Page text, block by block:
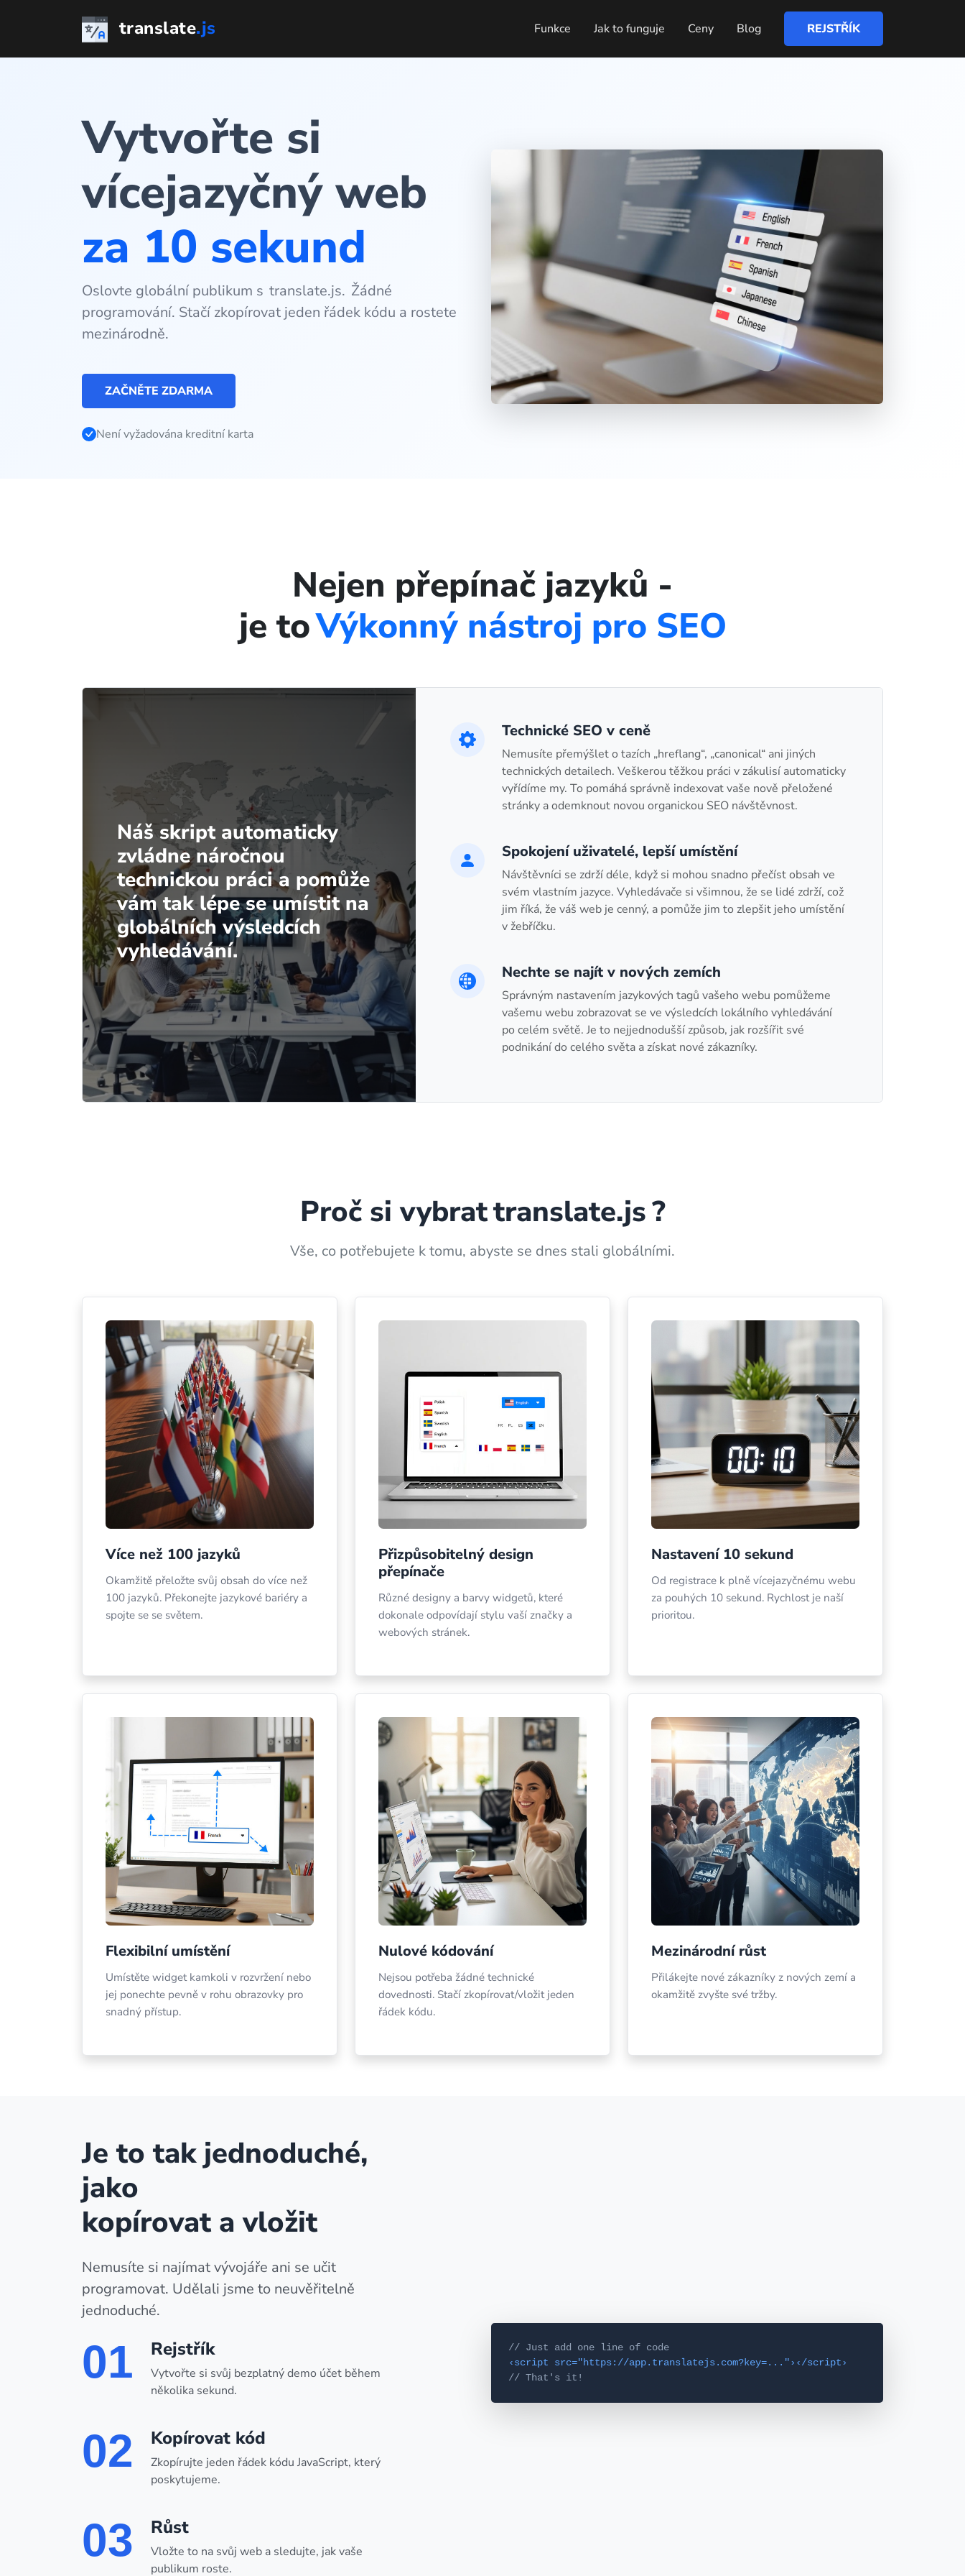
translate.js Funkce Jak to funguje Ceny Blog REJSTŘÍK
Vytvořte si
vícejazyčný web
za 10 sekund
Oslovte globální publikum s translate.js. Žádné
programování. Stačí zkopírovat jeden řádek kódu a rostete
mezinárodně.
ZAČNĚTE ZDARMA
Není vyžadována kreditní karta
Nejen přepínač jazyků -
je toVýkonný nástroj pro SEO
Náš skript automaticky
zvládne náročnou
technickou práci a pomůže
vám tak lépe se umístit na
globálních výsledcích
vyhledávání.
Technické SEO v ceně
Nemusíte přemýšlet o tazích „hreflang“, „canonical“ ani jiných
technických detailech. Veškerou těžkou práci v zákulisí automaticky
vyřídíme my. To pomáhá správně indexovat vaše nově přeložené
stránky a odemknout novou organickou SEO návštěvnost.
Spokojení uživatelé, lepší umístění
Návštěvníci se zdrží déle, když si mohou snadno přečíst obsah ve
svém vlastním jazyce. Vyhledávače si všimnou, že se lidé zdrží, což
jim říká, že váš web je cenný, a pomůže jim to zlepšit jeho umístění
v žebříčku.
Nechte se najít v nových zemích
Správným nastavením jazykových tagů vašeho webu pomůžeme
vašemu webu zobrazovat se ve výsledcích lokálního vyhledávání
po celém světě. Je to nejjednodušší způsob, jak rozšířit své
podnikání do celého světa a získat nové zákazníky.
Proč si vybrattranslate.js?
Vše, co potřebujete k tomu, abyste se dnes stali globálními.
Více než 100 jazyků
Okamžitě přeložte svůj obsah do více než
100 jazyků. Překonejte jazykové bariéry a
spojte se se světem.
Přizpůsobitelný design
přepínače
Různé designy a barvy widgetů, které
dokonale odpovídají stylu vaší značky a
webových stránek.
Nastavení 10 sekund
Od registrace k plně vícejazyčnému webu
za pouhých 10 sekund. Rychlost je naší
prioritou.
Flexibilní umístění
Umístěte widget kamkoli v rozvržení nebo
jej ponechte pevně v rohu obrazovky pro
snadný přístup.
Nulové kódování
Nejsou potřeba žádné technické
dovednosti. Stačí zkopírovat/vložit jeden
řádek kódu.
Mezinárodní růst
Přilákejte nové zákazníky z nových zemí a
okamžitě zvyšte své tržby.
Je to tak jednoduché,
jako
kopírovat a vložit
Nemusíte si najímat vývojáře ani se učit
programovat. Udělali jsme to neuvěřitelně
jednoduché.
01 Rejstřík
Vytvořte si svůj bezplatný demo účet během
několika sekund.
02 Kopírovat kód
Zkopírujte jeden řádek kódu JavaScript, který
poskytujeme.
03 Růst
Vložte to na svůj web a sledujte, jak vaše
publikum roste.
// Just add one line of code
‹script src="https://app.translatejs.com?key=..."›‹/script›
// That's it!